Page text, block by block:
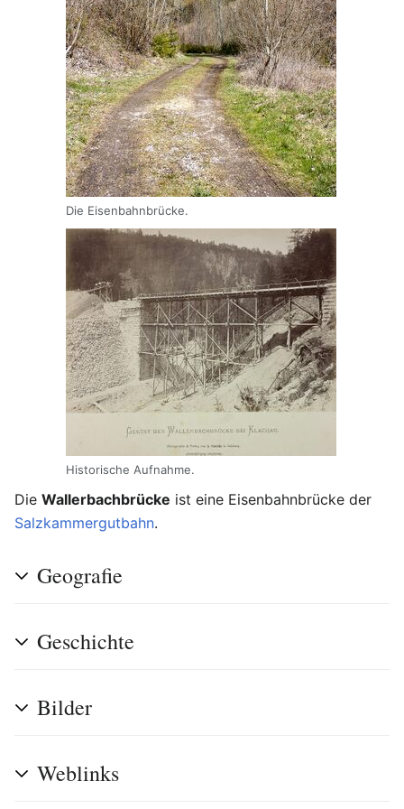
Die Eisenbahnbrücke.
Historische Aufnahme.
Die Wallerbachbrücke ist eine Eisenbahnbrücke der
Salzkammergutbahn.
Geografie
Geschichte
Bilder
Weblinks